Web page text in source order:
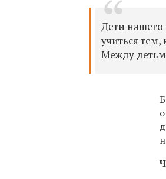
Дети нашего
учиться тем,
Между